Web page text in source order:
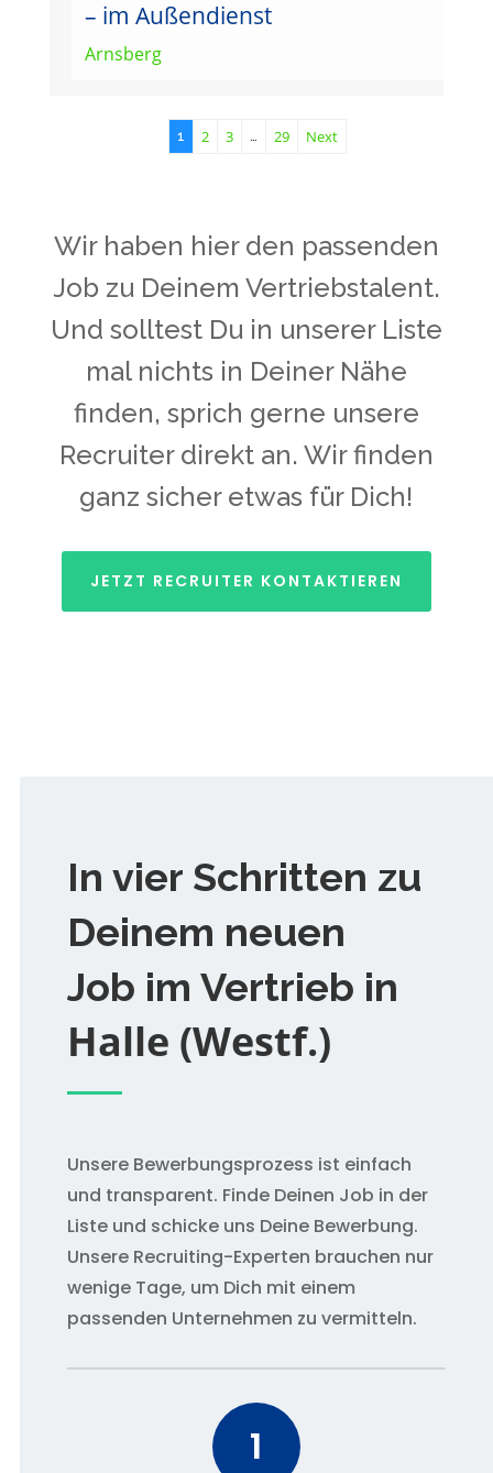
– im Außendienst
Arnsberg
1 2 3 … 29 Next
Wir haben hier den passenden
Job zu Deinem Vertriebstalent.
Und solltest Du in unserer Liste
mal nichts in Deiner Nähe
finden, sprich gerne unsere
Recruiter direkt an. Wir finden
ganz sicher etwas für Dich!
JETZT RECRUITER KONTAKTIEREN
In vier Schritten zu
Deinem neuen
Job im Vertrieb in
Halle (Westf.)
Unsere Bewerbungsprozess ist einfach
und transparent. Finde Deinen Job in der
Liste und schicke uns Deine Bewerbung.
Unsere Recruiting-Experten brauchen nur
wenige Tage, um Dich mit einem
passenden Unternehmen zu vermitteln.
1